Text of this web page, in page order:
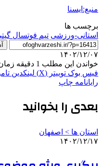
منبع:ایسنا
برچسب ها
استانی-ورزشی تیم فوتسال
۱۴۰۲/۱۲/۰۷
خواندن این مطلب 1 دقیقه زمان میبرد
فیس بوک توییتر (X) لینکدین
رایانامه چاپ
بعدی را بخوانید
استان ها > اصفهان
۱۴۰۲/۱۲/۱۷